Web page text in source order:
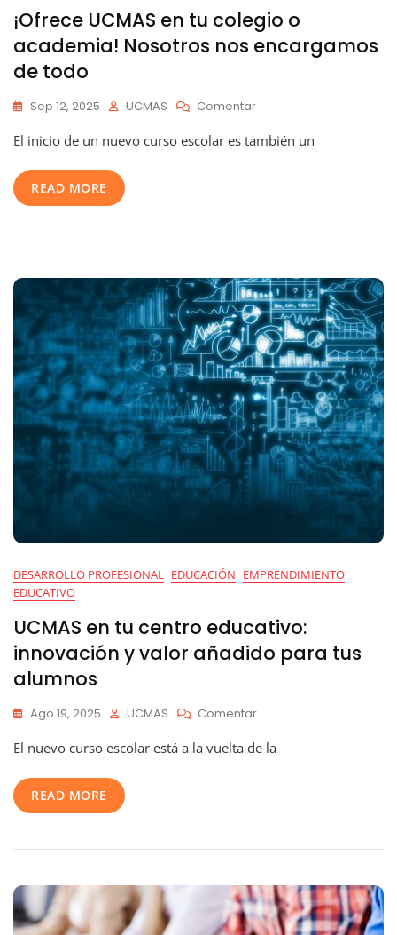
¡Ofrece UCMAS en tu colegio o
academia! Nosotros nos encargamos
de todo
Sep 12, 2025 UCMAS ComentarEn
UCMAS
Nosotros
Encargamos
De
Todo
El inicio de un nuevo curso escolar es también un
READ MORE
DESARROLLO PROFESIONAL EDUCACIÓN EMPRENDIMIENTO
EDUCATIVO
UCMAS en tu centro educativo:
innovación y valor añadido para tus
alumnos
Ago 19, 2025 UCMAS ComentarEn
En
Valor
Para
Tus
Alumnos
El nuevo curso escolar está a la vuelta de la
READ MORE